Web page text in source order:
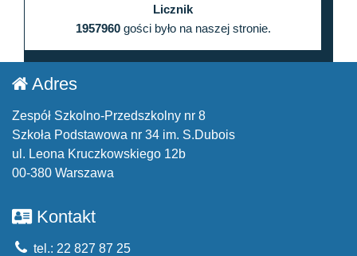
Licznik
1957960gości było na naszej stronie.
Adres
Zespół Szkolno-Przedszkolny nr 8
Szkoła Podstawowa nr 34 im. S.Dubois
ul. Leona Kruczkowskiego 12b
00-380 Warszawa
Kontakt
tel.: 22 827 87 25